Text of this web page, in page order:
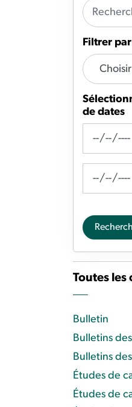
Filtrer
de dates
Toutes les
Bulletin
Bulletins
Bulletins
Études de
Études de